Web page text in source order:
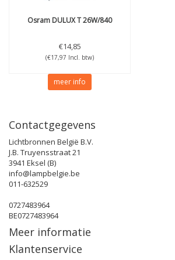
Osram DULUX T 26W/840
€14,85
(€17,97 Incl. btw)
meer info
Contactgegevens
Lichtbronnen België B.V.
J.B. Truyensstraat 21
3941 Eksel (B)
info@lampbelgie.be
011-632529
0727483964
BE0727483964
Meer informatie
Klantenservice